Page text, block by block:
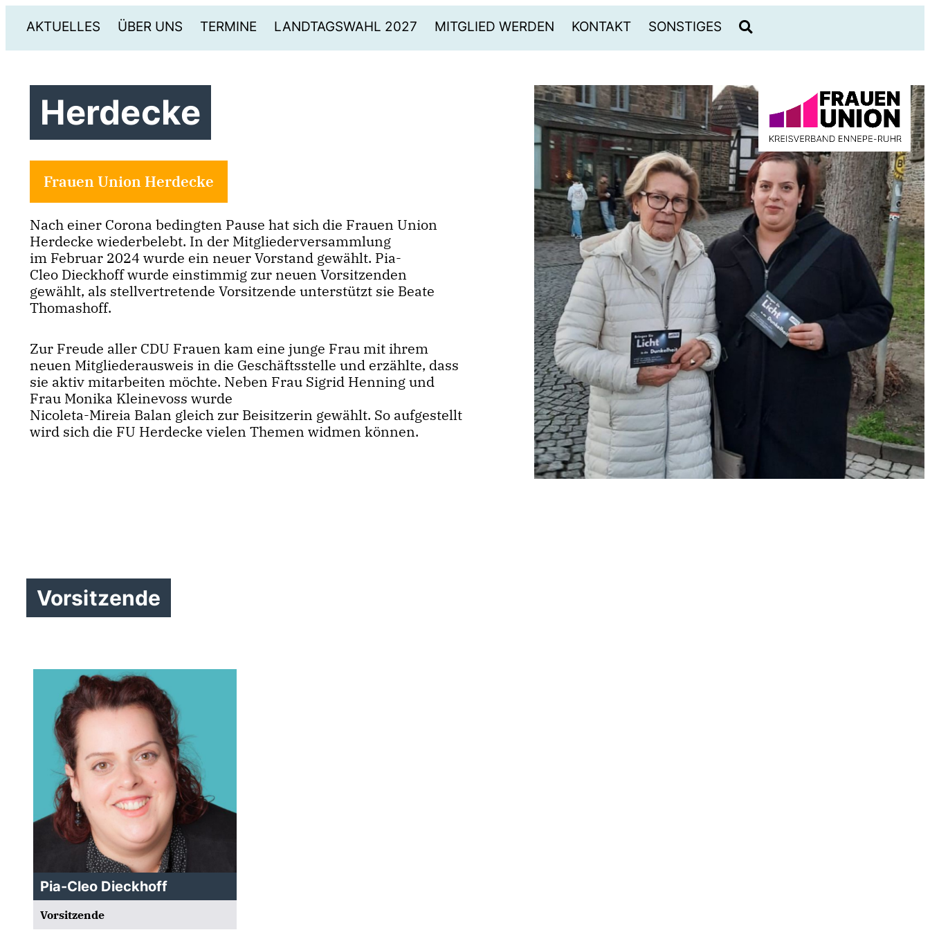
AKTUELLES ÜBER UNS TERMINE LANDTAGSWAHL 2027 MITGLIED WERDEN KONTAKT SONSTIGES
Herdecke
Frauen Union Herdecke
Nach einer Corona bedingten Pause hat sich die Frauen Union
Herdecke wiederbelebt. In der Mitgliederversammlung
im Februar 2024 wurde ein neuer Vorstand gewählt. Pia-
Cleo Dieckhoff wurde einstimmig zur neuen Vorsitzenden
gewählt, als stellvertretende Vorsitzende unterstützt sie Beate
Thomashoff.
Zur Freude aller CDU Frauen kam eine junge Frau mit ihrem
neuen Mitgliederausweis in die Geschäftsstelle und erzählte, dass
sie aktiv mitarbeiten möchte. Neben Frau Sigrid Henning und
Frau Monika Kleinevoss wurde
Nicoleta-Mireia Balan gleich zur Beisitzerin gewählt. So aufgestellt
wird sich die FU Herdecke vielen Themen widmen können.
Vorsitzende
Pia-Cleo Dieckhoff
Vorsitzende